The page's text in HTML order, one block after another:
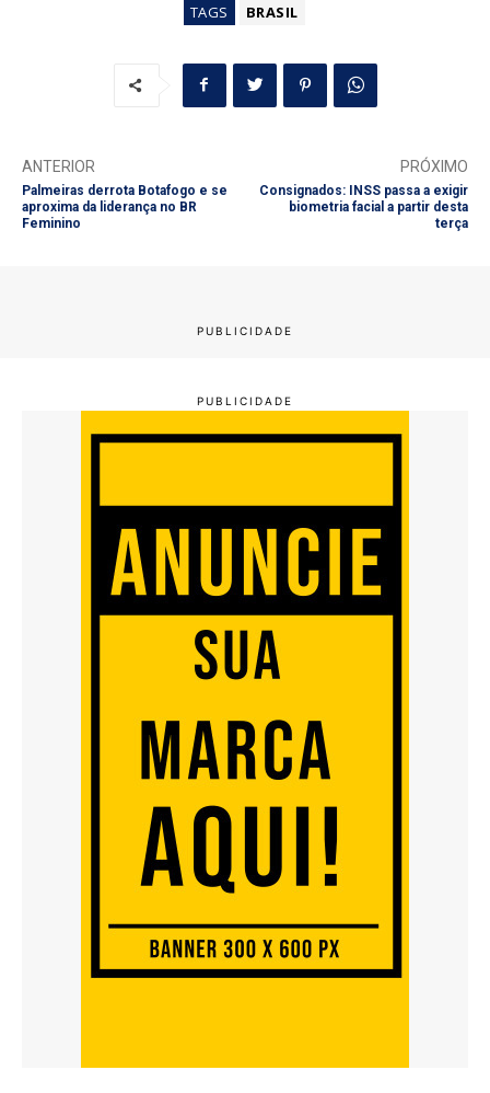
TAGS BRASIL
ANTERIOR
Palmeiras derrota Botafogo e se
aproxima da liderança no BR
Feminino
PRÓXIMO
Consignados: INSS passa a exigir
biometria facial a partir desta
terça